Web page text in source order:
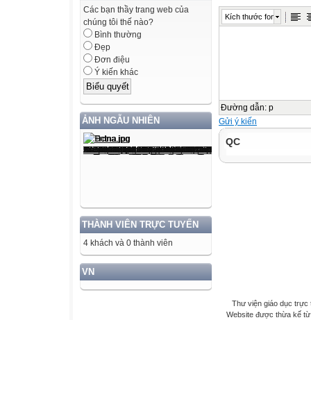
Các bạn thầy trang web của
chúng tôi thế nào?
Bình thường
Đẹp
Đơn điệu
Ý kiến khác
ẢNH NGẪU NHIÊN
THÀNH VIÊN TRỰC TUYẾN
4 khách và 0 thành viên
VN
Kích thước font
Đường dẫn: p
Gửi ý kiến
QC
Thư viện giáo dục trực
Website được thừa kế